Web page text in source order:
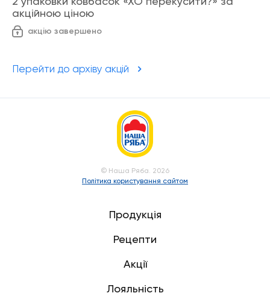
акційною ціною
акцію завершено
Перейти до архіву акцій
© Наша Ряба. 2026
Політика користування сайтом
Продукція
Рецепти
Акції
Лояльність